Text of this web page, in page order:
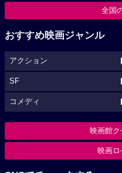
全国
おすすめ映画ジャンル
アクション
SF
コメディ
映画館
映画